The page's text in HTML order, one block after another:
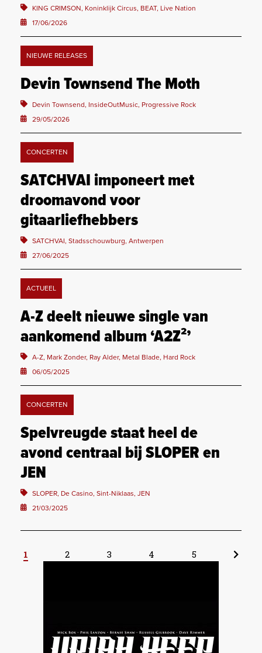
KING CRIMSON, Koninklijk Circus, BEAT, Live Nation
17/06/2026
NIEUWE RELEASES
Devin Townsend The Moth
Devin Townsend, InsideOutMusic, Progressive Rock
29/05/2026
CONCERTEN
SATCHVAI imponeert met
droomavond voor
gitaarliefhebbers
SATCHVAI, Stadsschouwburg, Antwerpen
27/06/2025
ACTUEEL
A-Z deelt nieuwe single van
aankomend album ‘A2Z²’
A-Z, Mark Zonder, Ray Alder, Metal Blade, Hard Rock
06/05/2025
CONCERTEN
Spelvreugde staat heel de
avond centraal bij SLOPER en
JEN
SLOPER, De Casino, Sint-Niklaas, JEN
21/03/2025
1 2 3 4 5